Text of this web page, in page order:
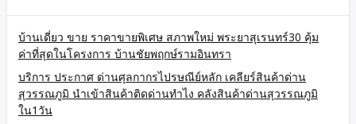
บ้านเดี่ยว ขาย ราคาขายพิเศษ สภาพใหม่ พระยาสุเรนทร์30 คุ้ม
ค่าที่สุดในโครงการ บ้านชัยพฤกษ์รามอินทรา
บริการ ประกาศ ด่านศุลกากรไปรษณีย์หลัก เคลียร์สินค้าด่าน
สุวรรณภูมิ นำเข้าสินค้าติดด่านทำไง คลังสินค้าด่านสุวรรณภูมิ
ใน1วัน